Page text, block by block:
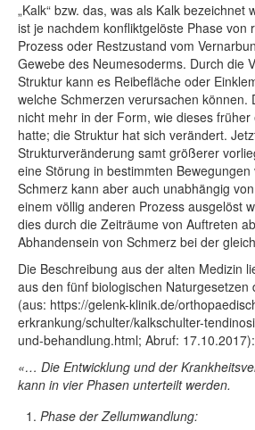
„Kalk“ bzw. das, was als Kalk bezeichnet
ist je nachdem konfliktgelöste Phase von
Prozess oder Restzustand vom
Gewebe des Neumesoderms. Durch die
Struktur kann es Reibefläche oder
welche Schmerzen verursachen können.
nicht mehr in der Form, wie dieses
hatte; die Struktur hat sich verändert.
Strukturveränderung samt größerer
eine Störung in bestimmten
Schmerz kann aber auch unabhängig
einem völlig anderen Prozess ausgelöst
dies durch die Zeiträume von Auftreten
Abhandensein von Schmerz bei der
Die Beschreibung aus der alten Medizin
aus den fünf biologischen Naturgesetzen
(aus: https://gelenk-klinik.de/
erkrankung/schulter/kalkschulter-
und-behandlung.html; Abruf: 17.10.2017):
«… Die Entwicklung und der
kann in vier Phasen unterteilt werden.
Phase der Zellumwandlung: